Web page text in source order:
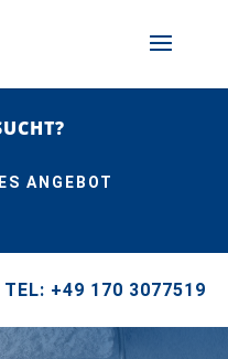
ANGEBOT
TEL: +49 170 3077519